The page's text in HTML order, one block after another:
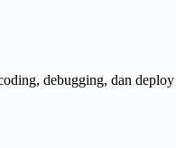
debugging, dan deploy